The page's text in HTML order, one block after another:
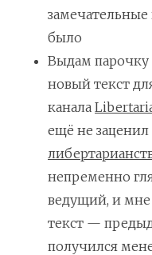
было
Выдам парочку
новый текст
канала
ещё не
непременно
ведущий, и мне
текст —
получился